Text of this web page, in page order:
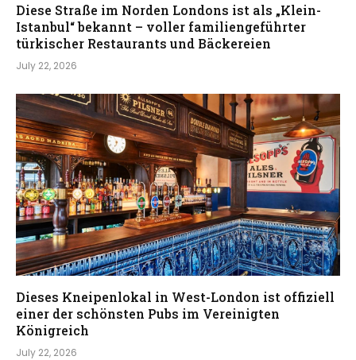
Diese Straße im Norden Londons ist als „Klein-
Istanbul“ bekannt – voller familiengeführter
türkischer Restaurants und Bäckereien
July 22, 2026
Dieses Kneipenlokal in West-London ist offiziell
einer der schönsten Pubs im Vereinigten
Königreich
July 22, 2026